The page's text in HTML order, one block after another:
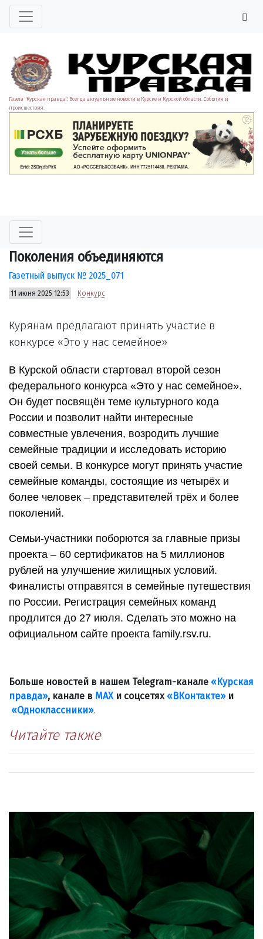
Газета "Курская правда". Всегда актуальные новости в Курске и Курской области. События и
происшествия.
Поколения объединяются
Газетный выпуск № 2025_071
11 июня 2025 12:53 Конкурс
Курянам предлагают принять участие в
конкурсе «Это у нас семейное»
В Курской области стартовал второй сезон
федерального конкурса «Это у нас семейное».
Он будет посвящён теме культурного кода
России и позволит найти интересные
совместные увлечения, возродить лучшие
семейные традиции и исследовать историю
своей семьи. В конкурсе могут принять участие
семейные команды, состоящие из четырёх и
более человек – представителей трёх и более
поколений.
Семьи-участники поборются за главные призы
проекта – 60 сертификатов на 5 миллионов
рублей на улучшение жилищных условий.
Финалисты отправятся в семейные путешествия
по России. Регистрация семейных команд
продлится до 27 июля. Сделать это можно на
официальном сайте проекта family.rsv.ru.
Больше новостей в нашем Telegram-канале «Курская
правда», канале в МАХи соцсетях «ВКонтакте»и
«Одноклассники».
Читайте также